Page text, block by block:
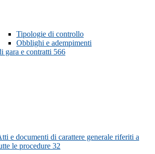
Tipologie di controllo
Obblighi e adempimenti
gara e contratti 566
e documenti di carattere generale riferiti a
le procedure 32